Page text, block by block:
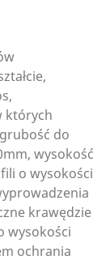
których
do
wysokość
o wysokości
krawędzie
wysokości
ochrania